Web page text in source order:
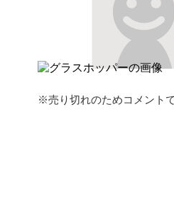
※売り切れのためコメント